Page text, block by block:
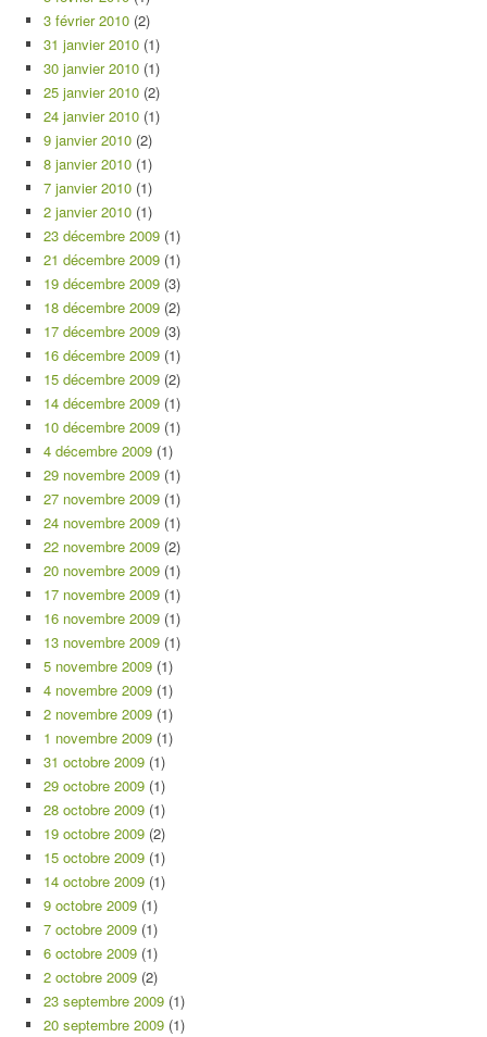
3 février 2010 (2)
31 janvier 2010 (1)
30 janvier 2010 (1)
25 janvier 2010 (2)
24 janvier 2010 (1)
9 janvier 2010 (2)
8 janvier 2010 (1)
7 janvier 2010 (1)
2 janvier 2010 (1)
23 décembre 2009 (1)
21 décembre 2009 (1)
19 décembre 2009 (3)
18 décembre 2009 (2)
17 décembre 2009 (3)
16 décembre 2009 (1)
15 décembre 2009 (2)
14 décembre 2009 (1)
10 décembre 2009 (1)
4 décembre 2009 (1)
29 novembre 2009 (1)
27 novembre 2009 (1)
24 novembre 2009 (1)
22 novembre 2009 (2)
20 novembre 2009 (1)
17 novembre 2009 (1)
16 novembre 2009 (1)
13 novembre 2009 (1)
5 novembre 2009 (1)
4 novembre 2009 (1)
2 novembre 2009 (1)
1 novembre 2009 (1)
31 octobre 2009 (1)
29 octobre 2009 (1)
28 octobre 2009 (1)
19 octobre 2009 (2)
15 octobre 2009 (1)
14 octobre 2009 (1)
9 octobre 2009 (1)
7 octobre 2009 (1)
6 octobre 2009 (1)
2 octobre 2009 (2)
23 septembre 2009 (1)
20 septembre 2009 (1)